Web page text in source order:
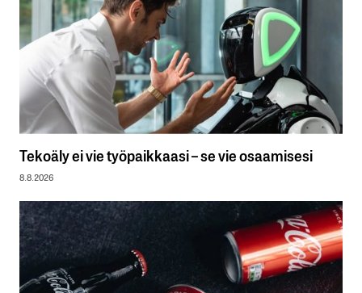
Tekoäly ei vie työpaikkaasi – se vie osaamisesi
8.8.2026